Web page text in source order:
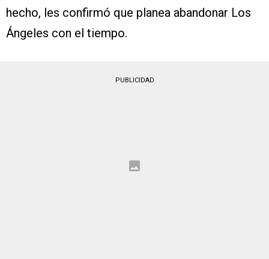
hecho, les confirmó que planea abandonar Los
Ángeles con el tiempo.
PUBLICIDAD